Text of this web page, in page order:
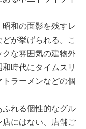
和の面影を残すレ
が挙げられる。こ
な雰囲気の建物外
時代にタイムスリ
ラーメンなどの個
れる個性的なグル
店にはない、店舗ご